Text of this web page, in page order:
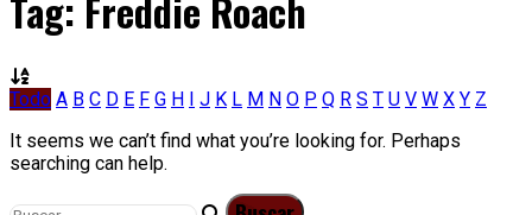
Tag: Freddie Roach
Todo A B C D E F G H I J K L M N O P Q R S T U V W X Y Z
It seems we can’t find what you’re looking for. Perhaps
searching can help.